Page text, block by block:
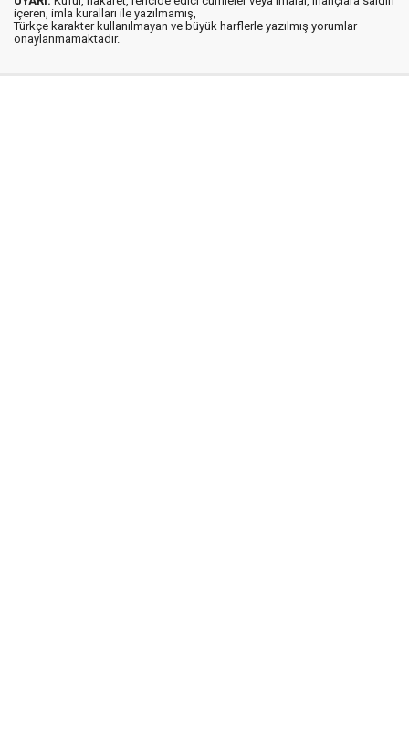
içeren, imla kuralları ile yazılmamış,
Türkçe karakter kullanılmayan ve büyük harflerle yazılmış yorumlar
onaylanmamaktadır.